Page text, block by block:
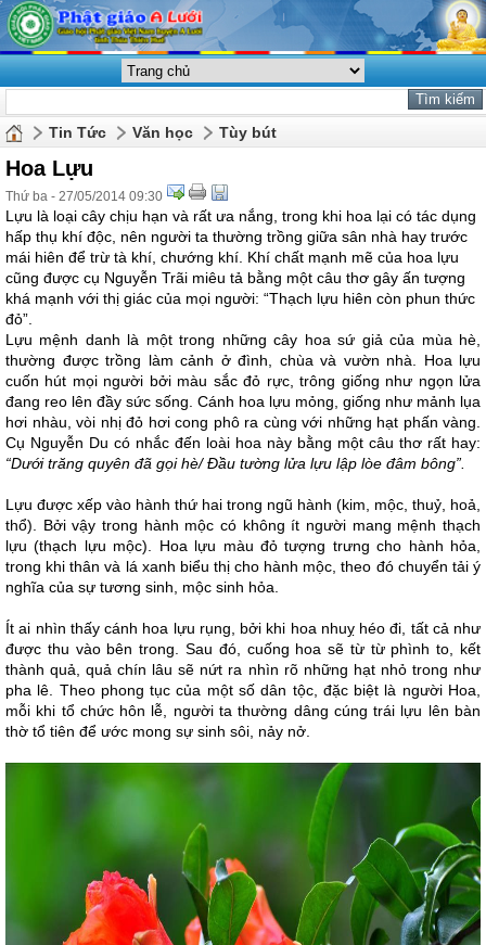
Tin Tức Văn học Tùy bút
Hoa Lựu
Thứ ba - 27/05/2014 09:30
Lựu là loại cây chịu hạn và rất ưa nắng, trong khi hoa lại có tác dụng
hấp thụ khí độc, nên người ta thường trồng giữa sân nhà hay trước
mái hiên để trừ tà khí, chướng khí. Khí chất mạnh mẽ của hoa lựu
cũng được cụ Nguyễn Trãi miêu tả bằng một câu thơ gây ấn tượng
khá mạnh với thị giác của mọi người: “Thạch lựu hiên còn phun thức
đỏ”.
Lựu mệnh danh là một trong những cây hoa sứ giả của mùa hè,
thường được trồng làm cảnh ở đình, chùa và vườn nhà. Hoa lựu
cuốn hút mọi người bởi màu sắc đỏ rực, trông giống như ngọn lửa
đang reo lên đầy sức sống. Cánh hoa lựu mỏng, giống như mảnh lụa
hơi nhàu, vòi nhị đỏ hơi cong phô ra cùng với những hạt phấn vàng.
Cụ Nguyễn Du có nhắc đến loài hoa này bằng một câu thơ rất hay:
“Dưới trăng quyên đã gọi hè/ Đầu tường lửa lựu lập lòe đâm bông”.
Lựu được xếp vào hành thứ hai trong ngũ hành (kim, mộc, thuỷ, hoả,
thổ). Bởi vậy trong hành mộc có không ít người mang mệnh thạch
lựu (thạch lựu mộc). Hoa lựu màu đỏ tượng trưng cho hành hỏa,
trong khi thân và lá xanh biểu thị cho hành mộc, theo đó chuyển tải ý
nghĩa của sự tương sinh, mộc sinh hỏa.
Ít ai nhìn thấy cánh hoa lựu rụng, bởi khi hoa nhuỵ héo đi, tất cả như
được thu vào bên trong. Sau đó, cuống hoa sẽ từ từ phình to, kết
thành quả, quả chín lâu sẽ nứt ra nhìn rõ những hạt nhỏ trong như
pha lê. Theo phong tục của một số dân tộc, đặc biệt là người Hoa,
mỗi khi tổ chức hôn lễ, người ta thường dâng cúng trái lựu lên bàn
thờ tổ tiên để ước mong sự sinh sôi, nảy nở.